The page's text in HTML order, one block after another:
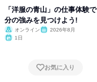
「洋服の青山」の仕事体験
分の強みを見つけよう!
オンライン
2026年8月
1日
お気に入り